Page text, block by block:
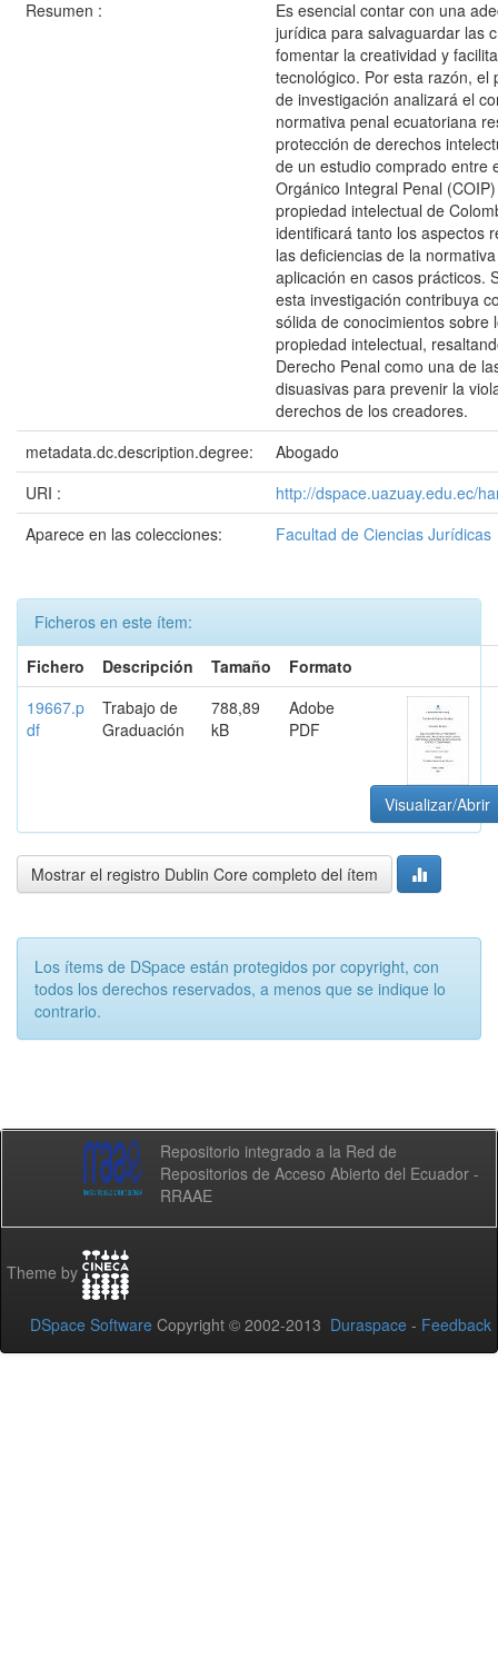
Resumen :
Es esencial contar con una
jurídica para salvaguardar las
fomentar la creatividad y
tecnológico. Por esta razón, el
de investigación analizará el
normativa penal ecuatoriana
protección de derechos
de un estudio comprado entre
Orgánico Integral Penal
propiedad intelectual de
identificará tanto los aspectos
las deficiencias de la
aplicación en casos prácticos.
esta investigación contribuya
sólida de conocimientos sobre
propiedad intelectual,
Derecho Penal como una de
disuasivas para prevenir la
derechos de los creadores.
metadata.dc.description.degree:
Abogado
URI :
http://dspace.uazuay.edu.ec/
Aparece en las colecciones:
Facultad de Ciencias Jurídicas
Ficheros en este ítem:
Fichero
Descripción Tamaño
Formato
19667.p
df
Trabajo de
Graduación
788,89
kB
Adobe
PDF
Visualizar/Abrir
Mostrar el registro Dublin Core completo del ítem
Los ítems de DSpace están protegidos por copyright, con
todos los derechos reservados, a menos que se indique lo
contrario.
Repositorio integrado a la Red de
Repositorios de Acceso Abierto del Ecuador -
RRAAE
Theme by
DSpace Software Copyright © 2002-2013 Duraspace - Feedback